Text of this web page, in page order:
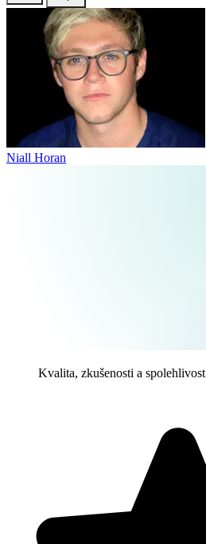
Niall Horan
Kvalita, zkušenosti a spolehlivost